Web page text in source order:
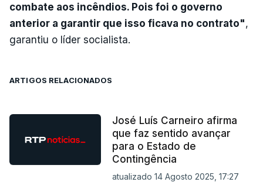
combate aos incêndios. Pois foi o governo
anterior a garantir que isso ficava no contrato",
garantiu o líder socialista.
ARTIGOS RELACIONADOS
José Luís Carneiro afirma
que faz sentido avançar
para o Estado de
Contingência
atualizado 14 Agosto 2025, 17:27